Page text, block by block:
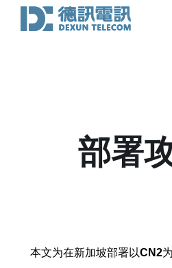
部署
本文为在新加坡部署以CN2